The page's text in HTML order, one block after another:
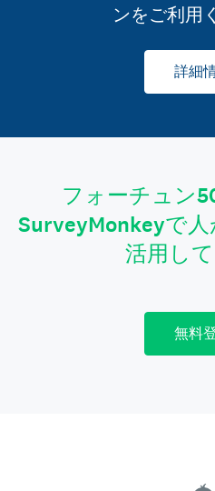
ンをご利用
詳細
フォーチュン
SurveyMonkeyで
活用し
無料